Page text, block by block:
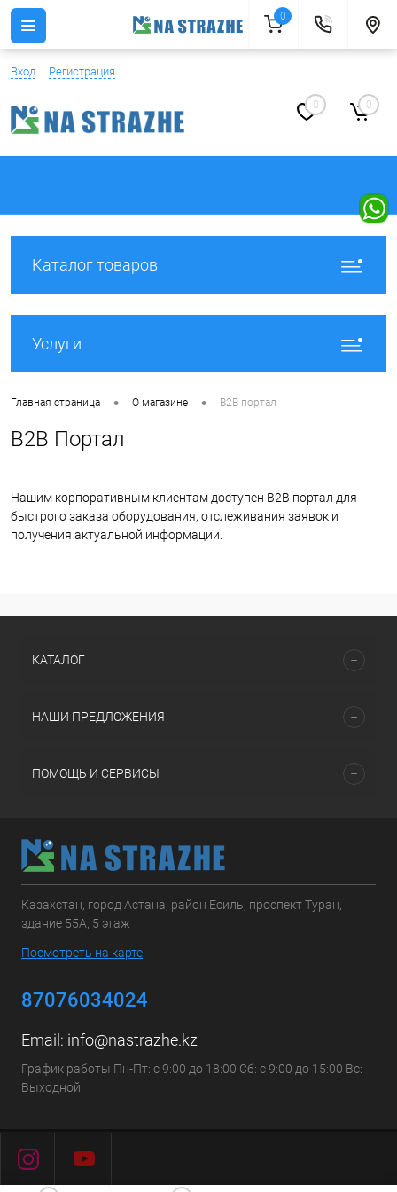
Вход Регистрация
0 0
Каталог товаров
Услуги
Главная страница • О магазине • B2B портал
B2B Портал
Нашим корпоративным клиентам доступен B2B портал для
быстрого заказа оборудования, отслеживания заявок и
получения актуальной информации.
КАТАЛОГ
НАШИ ПРЕДЛОЖЕНИЯ
ПОМОЩЬ И СЕРВИСЫ
Казахстан, город Астана, район Есиль, проспект Туран,
здание 55А, 5 этаж
Посмотреть на карте
87076034024
Email: info@nastrazhe.kz
График работы Пн-Пт: с 9:00 до 18:00 Сб: с 9:00 до 15:00 Вс:
Выходной
0